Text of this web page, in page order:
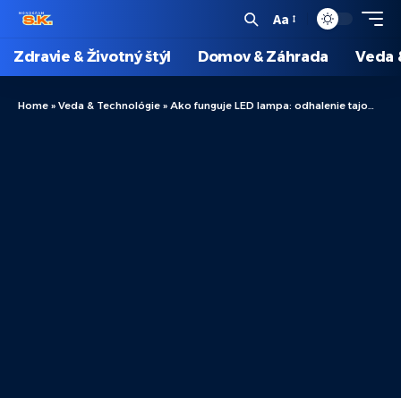
Aa
Zdravie & Životný štýl Domov & Záhrada Veda
Home » Veda & Technológie » Ako funguje LED lampa: odhalenie tajomstiev moderných svetelných zdrojov